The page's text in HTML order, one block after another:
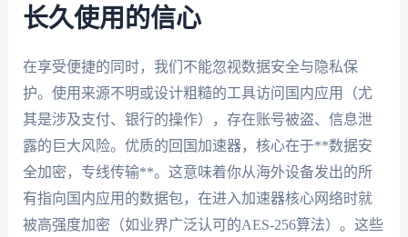
长久使用的信心
在享受便捷的同时，我们不能忽视数据安全与隐私保
护。使用来源不明或设计粗糙的工具访问国内应用（尤
其是涉及支付、银行的操作），存在账号被盗、信息泄
露的巨大风险。优质的回国加速器，核心在于**数据安
全加密，专线传输**。这意味着你从海外设备发出的所
有指向国内应用的数据包，在进入加速器核心网络时就
被高强度加密（如业界广泛认可的AES-256算法）。这些